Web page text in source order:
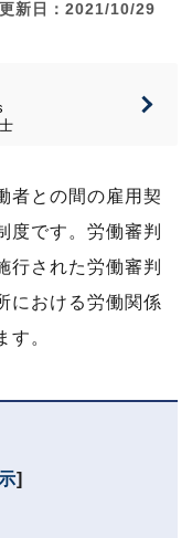
更新日：2021/10/29
者との間の雇用契
度です。労働審判
行された労働審判
における労働関係
す。
]